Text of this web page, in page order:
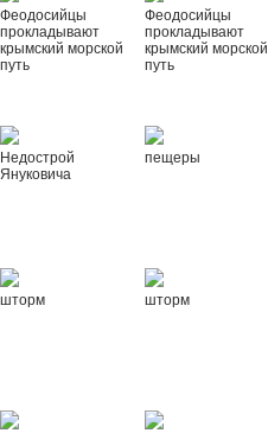
Феодосийцы
прокладывают
крымский морской
путь
Феодосийцы
прокладывают
крымский морской
путь
Недострой
Януковича
пещеры
шторм шторм